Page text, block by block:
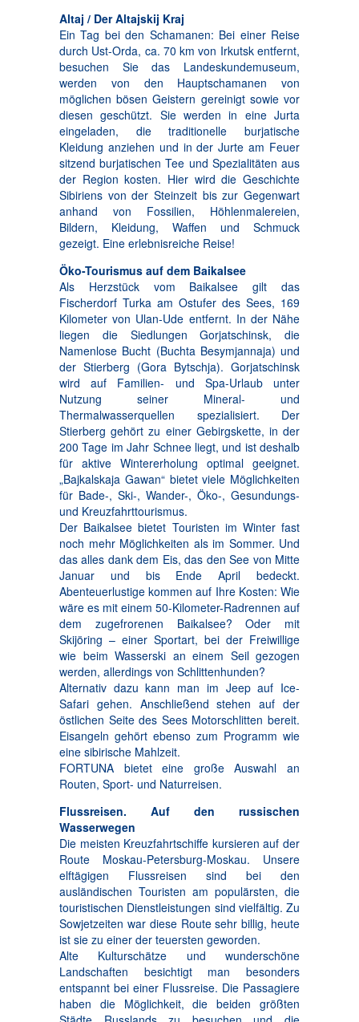
Altaj / Der Altajskij Kraj
Ein Tag bei den Schamanen: Bei einer Reise
durch Ust-Orda, ca. 70 km von Irkutsk entfernt,
besuchen Sie das Landeskundemuseum,
werden von den Hauptschamanen von
möglichen bösen Geistern gereinigt sowie vor
diesen geschützt. Sie werden in eine Jurta
eingeladen, die traditionelle burjatische
Kleidung anziehen und in der Jurte am Feuer
sitzend burjatischen Tee und Spezialitäten aus
der Region kosten. Hier wird die Geschichte
Sibiriens von der Steinzeit bis zur Gegenwart
anhand von Fossilien, Höhlenmalereien,
Bildern, Kleidung, Waffen und Schmuck
gezeigt. Eine erlebnisreiche Reise!
Öko-Tourismus auf dem Baikalsee
Als Herzstück vom Baikalsee gilt das
Fischerdorf Turka am Ostufer des Sees, 169
Kilometer von Ulan-Ude entfernt. In der Nähe
liegen die Siedlungen Gorjatschinsk, die
Namenlose Bucht (Buchta Besymjannaja) und
der Stierberg (Gora Bytschja). Gorjatschinsk
wird auf Familien- und Spa-Urlaub unter
Nutzung seiner Mineral- und
Thermalwasserquellen spezialisiert. Der
Stierberg gehört zu einer Gebirgskette, in der
200 Tage im Jahr Schnee liegt, und ist deshalb
für aktive Wintererholung optimal geeignet.
„Bajkalskaja Gawan“ bietet viele Möglichkeiten
für Bade-, Ski-, Wander-, Öko-, Gesundungs-
und Kreuzfahrttourismus.
Der Baikalsee bietet Touristen im Winter fast
noch mehr Möglichkeiten als im Sommer. Und
das alles dank dem Eis, das den See von Mitte
Januar und bis Ende April bedeckt.
Abenteuerlustige kommen auf Ihre Kosten: Wie
wäre es mit einem 50-Kilometer-Radrennen auf
dem zugefrorenen Baikalsee? Oder mit
Skijöring – einer Sportart, bei der Freiwillige
wie beim Wasserski an einem Seil gezogen
werden, allerdings von Schlittenhunden?
Alternativ dazu kann man im Jeep auf Ice-
Safari gehen. Anschließend stehen auf der
östlichen Seite des Sees Motorschlitten bereit.
Eisangeln gehört ebenso zum Programm wie
eine sibirische Mahlzeit.
FORTUNA bietet eine große Auswahl an
Routen, Sport- und Naturreisen.
Flussreisen. Auf den russischen
Wasserwegen
Die meisten Kreuzfahrtschiffe kursieren auf der
Route Moskau-Petersburg-Moskau. Unsere
elftägigen Flussreisen sind bei den
ausländischen Touristen am populärsten, die
touristischen Dienstleistungen sind vielfältig. Zu
Sowjetzeiten war diese Route sehr billig, heute
ist sie zu einer der teuersten geworden.
Alte Kulturschätze und wunderschöne
Landschaften besichtigt man besonders
entspannt bei einer Flussreise. Die Passagiere
haben die Möglichkeit, die beiden größten